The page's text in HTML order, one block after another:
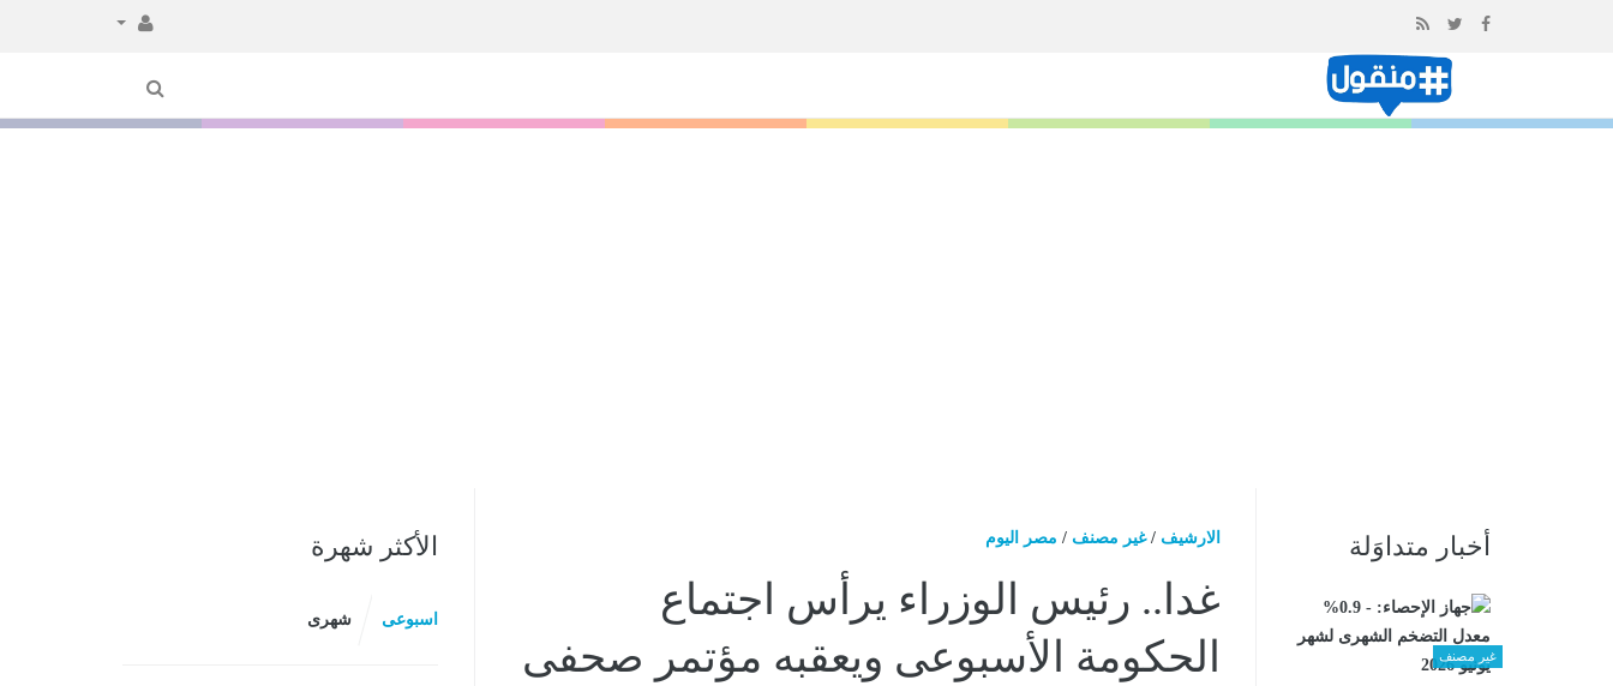
المحتوى
أخبار متداوَلة
غير مصنف
الارشيف /غير مصنف / مصر اليوم
غدا.. رئيس الوزراء يرأس اجتماع
الحكومة الأسبوعى ويعقبه مؤتمر صحفى
الأكثر شهرة
اسبوعى شهرى